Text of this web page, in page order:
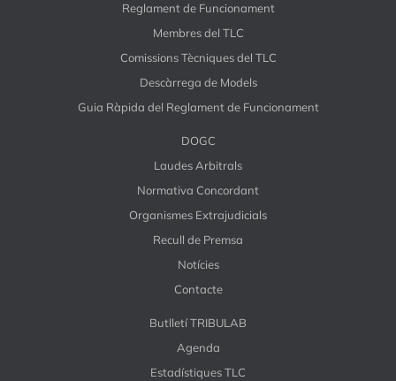
Reglament de Funcionament
Membres del TLC
Comissions Tècniques del TLC
Descàrrega de Models
Guia Ràpida del Reglament de Funcionament
DOGC
Laudes Arbitrals
Normativa Concordant
Organismes Extrajudicials
Recull de Premsa
Notícies
Contacte
Butlletí TRIBULAB
Agenda
Estadístiques TLC